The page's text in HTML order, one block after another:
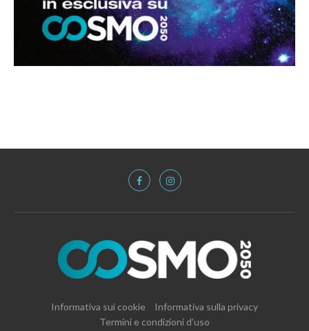
Informativa sui cookie
Informativa sulla privacy
Termini e condizioni d’uso